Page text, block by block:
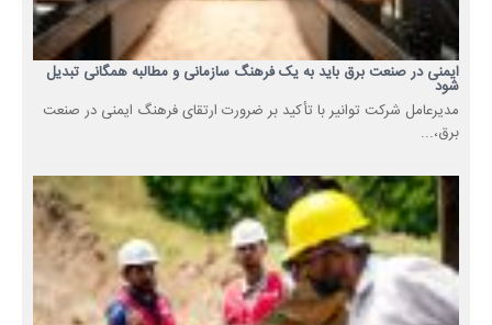
ایمنی در صنعت برق باید به یک فرهنگ سازمانی و مطالبه همگانی تبدیل
شود
مدیرعامل شرکت توانیر با تأکید بر ضرورت ارتقای فرهنگ ایمنی در صنعت
برق،...